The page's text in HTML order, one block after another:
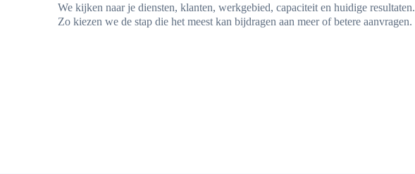
We kijken naar je diensten, klanten, werkgebied, capaciteit en huidige resultaten.
Zo kiezen we de stap die het meest kan bijdragen aan meer of betere aanvragen.